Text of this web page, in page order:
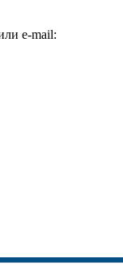
e-mail: